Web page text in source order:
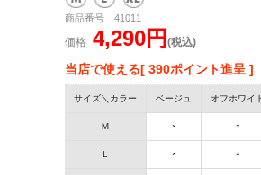
商品番号 41011
価格 4,290円 (税込)
当店で使える[ 390ポイント進呈 ]
サイズ＼カラー ベージュ オフホワイ
Ｍ × ×
Ｌ × ×